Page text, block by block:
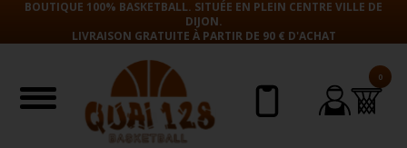
BOUTIQUE 100% BASKETBALL. SITUÉE EN PLEIN CENTRE VILLE DE
DIJON.
LIVRAISON GRATUITE À PARTIR DE 90 € D'ACHAT
0